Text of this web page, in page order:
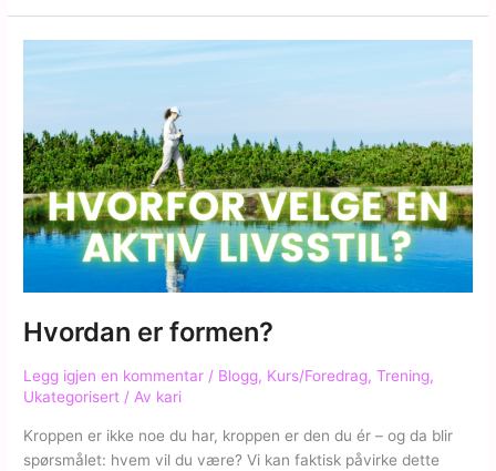
på
sommertrim!
Hvordan er formen?
Legg igjen en kommentar / Blogg, Kurs/Foredrag,Trening,
Ukategorisert / Av kari
Kroppen er ikke noe du har, kroppen er den du ér – og da blir
spørsmålet: hvem vil du være? Vi kan faktisk påvirke dette